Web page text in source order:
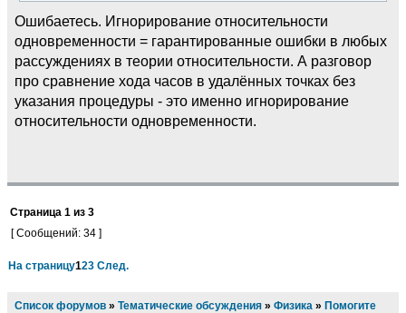
Ошибаетесь. Игнорирование относительности
одновременности = гарантированные ошибки в любых
рассуждениях в теории относительности. А разговор
про сравнение хода часов в удалённых точках без
указания процедуры - это именно игнорирование
относительности одновременности.
Страница 1 из 3
[ Сообщений: 34 ]
На страницу123 След.
Список форумов » Тематические обсуждения » Физика » Помогите